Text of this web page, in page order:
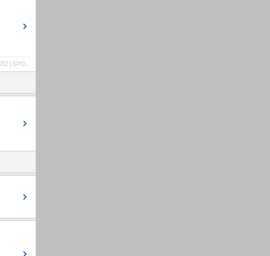
IMPLANTATVERSORGUNG | KOMBINIERTER ZAHNERSATZ | SPORTMUNDSCHUTZ | ZIRKONKRONEN | CLEAR ALIGNER SCHIENEN | ZIRKONBRÜCKEN